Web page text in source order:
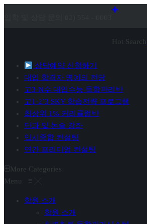
Hot Search:
상담예약 신청하기
대입 합격자 명예의 전당
고3·N수 대입수능 독학관리반
고1·2˙3 SKY 학습전략 프로그램
최상위 1% 커리큘럼반
단과 및 논술 강좌
입시종합 컨설팅
연간 프리미엄 컨설팅
More Categories
Menu ≡ ╳
학원 소개
학원 소개